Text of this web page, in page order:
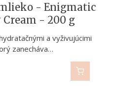
- Enigmatic
- 200 g
a vyživujúcimi
zanecháva…